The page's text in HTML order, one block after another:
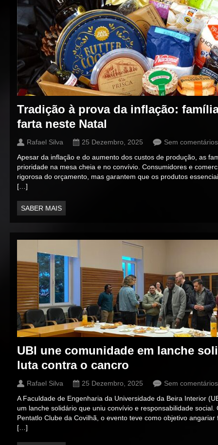
Tradição à prova da inflação:
farta neste Natal
Rafael Silva 25 Dezembro, 2025
Sem comentários
Apesar da inflação e do aumento dos custos de produção, as
prioridade na mesa cheia e no convívio. Consumidores e
rigorosa do orçamento, mas garantem que os produtos
[…]
SABER MAIS
UBI une comunidade em lanche
luta contra o cancro
Rafael Silva 25 Dezembro, 2025
Sem comentários
A Faculdade de Engenharia da Universidade da Beira Interior
um lanche solidário que uniu convívio e responsabilidade
Pentatlo Clube da Covilhã, o evento teve como objetivo
[…]